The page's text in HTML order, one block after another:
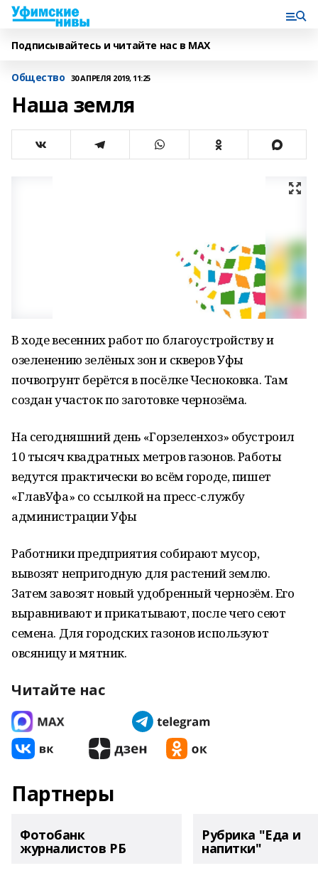
Подписывайтесь и читайте нас в MAX
Общество 30 АПРЕЛЯ 2019, 11:25
Наша земля
В ходе весенних работ по благоустройству и
озеленению зелёных зон и скверов Уфы
почвогрунт берётся в посёлке Чесноковка. Там
создан участок по заготовке чернозёма.
На сегодняшний день «Горзеленхоз» обустроил
10 тысяч квадратных метров газонов. Работы
ведутся практически во всём городе, пишет
«ГлавУфа» со ссылкой на пресс-службу
администрации Уфы
Работники предприятия собирают мусор,
вывозят непригодную для растений землю.
Затем завозят новый удобренный чернозём. Его
выравнивают и прикатывают, после чего сеют
семена. Для городских газонов используют
овсяницу и мятник.
Читайте нас
Партнеры
Фотобанк
журналистов РБ
Рубрика "Еда и
напитки"